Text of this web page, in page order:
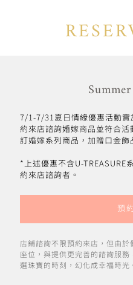
7/1-7/31夏日情緣優惠活動
約來店諮詢婚嫁商品並符合
訂婚嫁系列商品，加贈口金飾
*上述優惠不含U-TREASURE
約來店諮詢者。
預
店鋪諮詢不限預約來店，但由
座位，與提供更完善的諮詢服
選珠寶的時刻，幻化成幸福時光